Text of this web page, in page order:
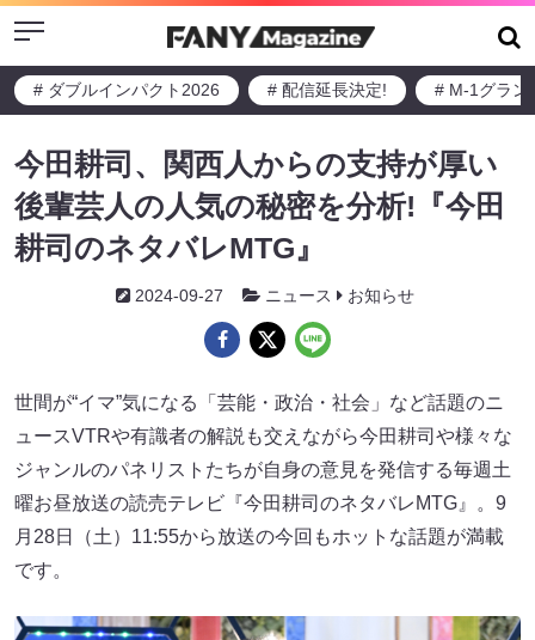
Menu
# ダブルインパクト2026 # 配信延長決定! # M-1グラン
今田耕司、関西人からの支持が厚い
後輩芸人の人気の秘密を分析!『今田
耕司のネタバレMTG』
2024-09-27 ニュース お知らせ
世間が“イマ”気になる「芸能・政治・社会」など話題のニ
ュースVTRや有識者の解説も交えながら今田耕司や様々な
ジャンルのパネリストたちが自身の意見を発信する毎週土
曜お昼放送の読売テレビ『今田耕司のネタバレMTG』。9
月28日（土）11:55から放送の今回もホットな話題が満載
です。